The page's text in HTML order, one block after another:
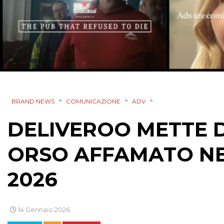
BRAND NEWS > COMUNICAZIONE > ADV >
DELIVEROO METTE
ORSO AFFAMATO
2026
14 Gennaio 2026